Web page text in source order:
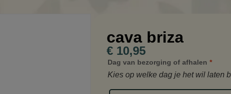
cava briza
€ 10,95
Dag van bezorging of afhalen *
Kies op welke dag je het wil laten